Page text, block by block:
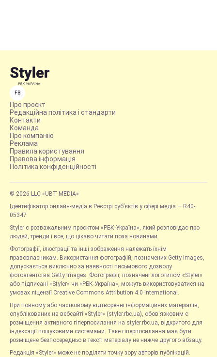
FB
Про проєкт
Редакційна політика і стандарти
Контакти
Команда
Про компанію
Реклама
Правила користування
Правова інформація
Політика конфіденційності
© 2026 LLC «UBT MEDIA»
Ідентифікатор онлайн-медіа в Реєстрі суб’єктів у сфері медіа — R40-
05347
Styler є розважальним проєктом «РБК-Україна», який розповідає про
людей, тренди і все, що цікаво читати поза новинами.
Фотографії, ілюстрації та інші зображення належать їхнім
правовласникам. Використання фотографій, позначених Getty Images,
допускається виключно за наявності письмового дозволу
фотоагентства Getty Images. Фотографії, позначені логотипом «Styler»
або підписані «Styler» чи «РБК-Україна», можуть використовуватися на
умовах ліцензії Creative Commons Attribution 4.0 International.
При повному або частковому відтворенні інформаційних матеріалів,
опублікованих на вебсайті «Styler» (styler.rbc.ua), обов'язковим є
розміщення активного гіперпосилання на styler.rbc.ua, відкритого для
індексації пошуковими системами. Таке гіперпосилання має бути
розміщене безпосередньо в тексті матеріалу не нижче другого абзацу.
Редакція «Styler» може не поділяти точку зору авторів публікацій.